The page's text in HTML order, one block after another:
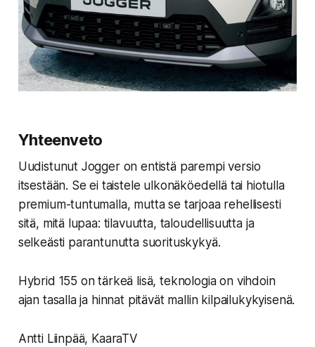
Yhteenveto
Uudistunut Jogger on entistä parempi versio
itsestään. Se ei taistele ulkonäköedellä tai hiotulla
premium-tuntumalla, mutta se tarjoaa rehellisesti
sitä, mitä lupaa: tilavuutta, taloudellisuutta ja
selkeästi parantunutta suorituskykyä.
Hybrid 155 on tärkeä lisä, teknologia on vihdoin
ajan tasalla ja hinnat pitävät mallin kilpailukykyisenä.
Antti Liinpää, KaaraTV